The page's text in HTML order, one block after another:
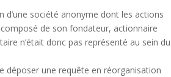
d’une société anonyme dont les actions
de son fondateur, actionnaire
n’était donc pas représenté au sein du
déposer une requête en réorganisation